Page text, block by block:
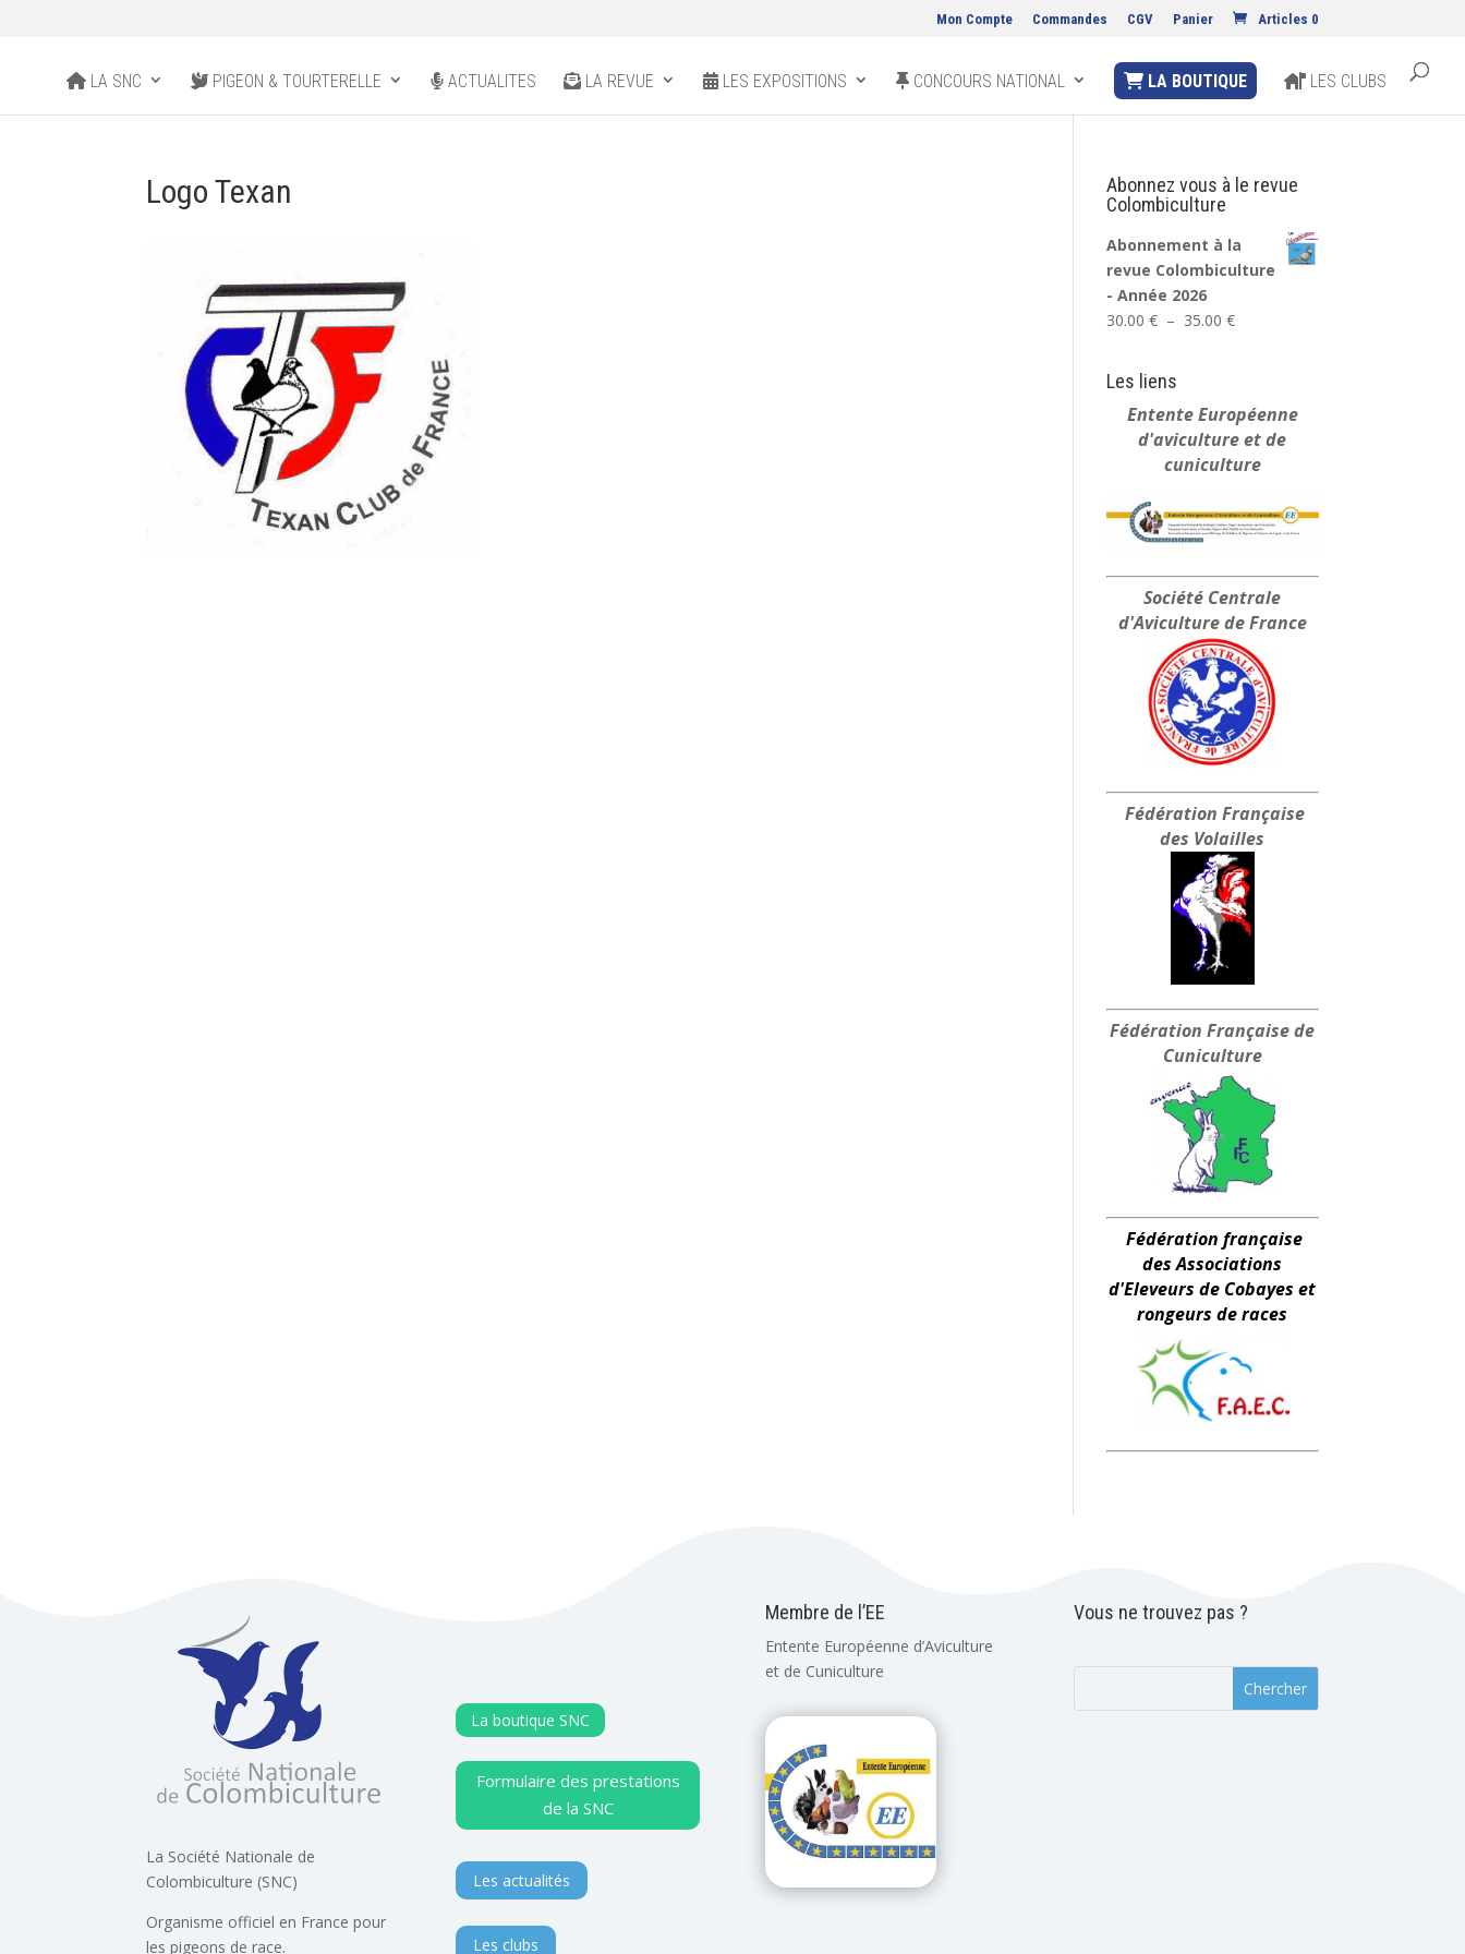
Mon Compte Commandes CGV Panier Articles 0
LA SNC PIGEON & TOURTERELLE ACTUALITES LA REVUE LES EXPOSITIONS CONCOURS NATIONAL LA BOUTIQUE LES CLUBS
Logo Texan
Abonnez vous à le revue
Colombiculture
Abonnement à la
revue Colombiculture
- Année 2026
30.00€ – 35.00€Plage
à
35.00 €
Les liens
Entente Européenne
d'aviculture et de
cuniculture
Société Centrale
d'Aviculture de France
Fédération Française
des Volailles
Fédération Françaisede
Cuniculture
Fédération française
des Associations
d'Eleveurs de Cobayes et
rongeurs de races
La Société Nationale de
Colombiculture (SNC)
Organisme officiel en France pour
les pigeons de race.
La boutique SNC
Formulaire des prestations
de la SNC
Les actualités
Les clubs
Membre de l’EE
Entente Européenne d’Aviculture
et de Cuniculture
Vous ne trouvez pas ?